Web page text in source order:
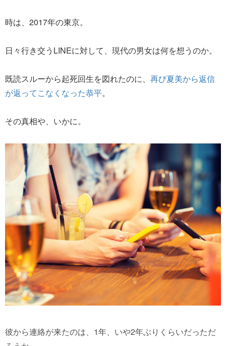
時は、2017年の東京。
日々行き交うLINEに対して、現代の男女は何を想うのか。
既読スルーから起死回生を図れたのに、 再び夏美から返信
が返ってこなくなった恭平。
その真相や、いかに。
彼から連絡が来たのは、1年、いや2年ぶりくらいだっただ